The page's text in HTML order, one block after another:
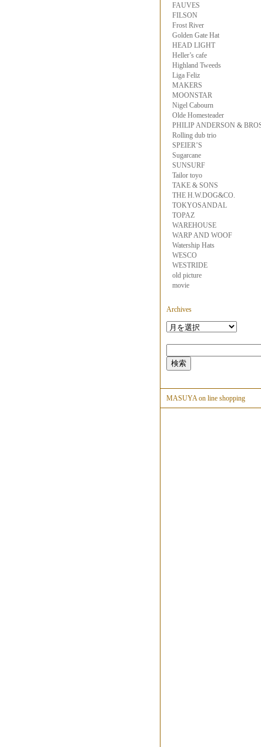
FAUVES
FILSON
Frost River
Golden Gate Hat
HEAD LIGHT
Heller’s cafe
Highland Tweeds
Liga Feliz
MAKERS
MOONSTAR
Nigel Cabourn
Olde Homesteader
PHILIP ANDERSON &
Rolling dub trio
SPEIER’S
Sugarcane
SUNSURF
Tailor toyo
TAKE & SONS
THE H.W.DOG&CO.
TOKYOSANDAL
TOPAZ
WAREHOUSE
WARP AND WOOF
Watership Hats
WESCO
WESTRIDE
old picture
movie
Archives
MASUYA on line shopping